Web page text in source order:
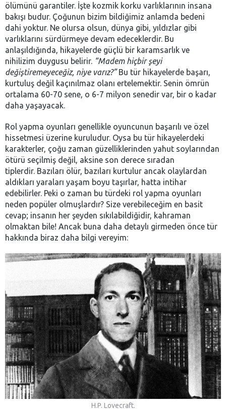
ölümünü garantiler. İşte kozmik korku varlıklarının insana
bakışı budur. Çoğunun bizim bildiğimiz anlamda bedeni
dahi yoktur. Ne olursa olsun, dünya gibi, yıldızlar gibi
varlıklarını sürdürmeye devam edeceklerdir. Bu
anlaşıldığında, hikayelerde güçlü bir karamsarlık ve
nihilizim duygusu belirir. “Madem hiçbir şeyi
değiştiremeyeceğiz, niye varız?”Bu tür hikayelerde başarı,
kurtuluş değil kaçınılmaz olanı ertelemektir. Senin ömrün
ortalama 60-70 sene, o 6-7 milyon senedir var, bir o kadar
daha yaşayacak.
Rol yapma oyunları genellikle oyuncunun başarılı ve özel
hissetmesi üzerine kuruludur. Oysa bu tür hikayelerdeki
karakterler, çoğu zaman güzelliklerinden yahut soylarından
ötürü seçilmiş değil, aksine son derece sıradan
tiplerdir. Bazıları ölür, bazıları kurtulur ancak olaylardan
aldıkları yaraları yaşam boyu taşırlar, hatta intihar
edebilirler. Peki o zaman bu türdeki rol yapma oyunları
neden popüler olmuşlardır? Size verebileceğim en basit
cevap; insanın her şeyden sıkılabildiğidir, kahraman
olmaktan bile! Ancak buna daha detaylı girmeden önce tür
hakkında biraz daha bilgi vereyim:
H.P. Lovecraft.